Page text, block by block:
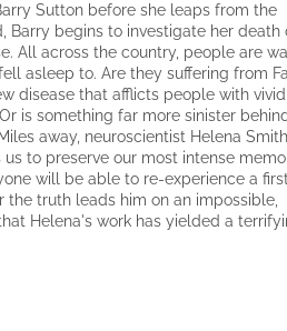
Sutton before she leaps from the
Barry begins to investigate her death
All across the country, people are
asleep to. Are they suffering from
disease that afflicts people with vivid
is something far more sinister
away, neuroscientist Helena
to preserve our most intense
will be able to re-experience a
truth leads him on an impossible,
Helena's work has yielded a